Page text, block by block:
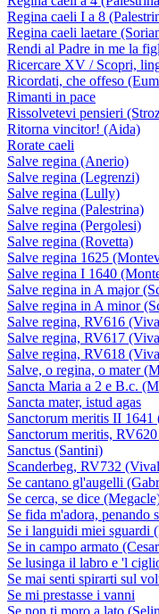
Regina caeli I a 8
Regina caeli laetare
Rendi al Padre in me la
Ricercare XV / Scopri,
Ricordati, che offeso
Rimanti in pace
Rissolvetevi pensieri
Ritorna vincitor! (Aida)
Rorate caeli
Salve regina (Anerio)
Salve regina (Legrenzi)
Salve regina (Lully)
Salve regina (Palestrina)
Salve regina (Pergolesi)
Salve regina (Rovetta)
Salve regina 1625
Salve regina I 1640
Salve regina in A major
Salve regina in A minor
Salve regina, RV616
Salve regina, RV617
Salve regina, RV618
Salve, o regina, o mater
Sancta Maria a 2 e B.c.
Sancta mater, istud agas
Sanctorum meritis II
Sanctorum meritis,
Sanctus (Santini)
Scanderbeg, RV732
Se cantano gl'augelli
Se cerca, se dice
Se fida m'adora, penando
Se i languidi miei sguardi
Se in campo armato
Se lusinga il labro e 'l
Se mai senti spirarti sul
Se mi prestasse i vanni
Se non ti moro a lato